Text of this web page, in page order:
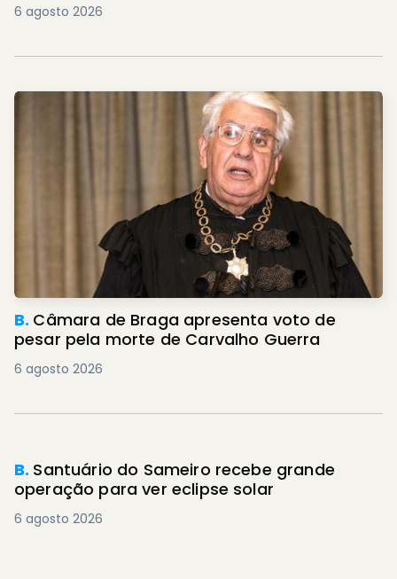
6 agosto 2026
B. Câmara de Braga apresenta voto de
pesar pela morte de Carvalho Guerra
6 agosto 2026
B. Santuário do Sameiro recebe grande
operação para ver eclipse solar
6 agosto 2026